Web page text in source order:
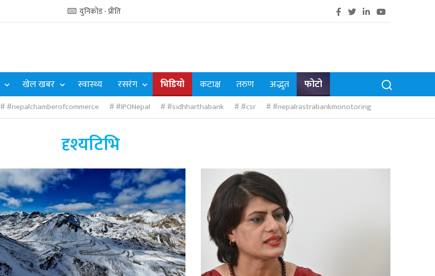
युनिकोड - प्रीति
खेल खबर स्वास्थ्य रसरंग भिडियो कटाक्ष तरुण अद्भुत फोटो
#nepalchamberofcommerce #IPONepal #sidhharthabank #csr #nepalrastrabankmonotoring
दृश्यटिभि